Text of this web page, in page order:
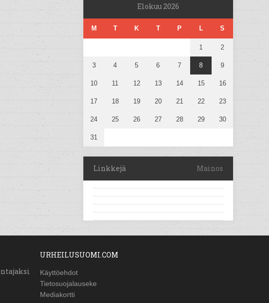
Elokuu 2026
M T K T P L S
1 2
3 4 5 6 7 8 9
10 11 12 13 14 15 16
17 18 19 20 21 22 23
24 25 26 27 28 29 30
31
Linkkejä Mainos
URHEILUSUOMI.COM
Käyttöehdot
Tietosuojalauseke
Mediakortti